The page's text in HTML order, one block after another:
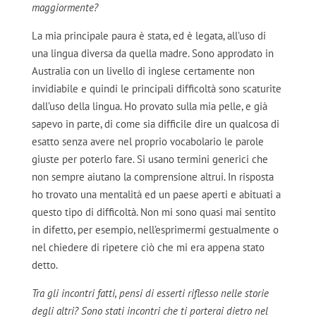
maggiormente?
La mia principale paura è stata, ed è legata, all’uso di
una lingua diversa da quella madre. Sono approdato in
Australia con un livello di inglese certamente non
invidiabile e quindi le principali difficoltà sono scaturite
dall’uso della lingua. Ho provato sulla mia pelle, e già
sapevo in parte, di come sia difficile dire un qualcosa di
esatto senza avere nel proprio vocabolario le parole
giuste per poterlo fare. Si usano termini generici che
non sempre aiutano la comprensione altrui. In risposta
ho trovato una mentalità ed un paese aperti e abituati a
questo tipo di difficoltà. Non mi sono quasi mai sentito
in difetto, per esempio, nell’esprimermi gestualmente o
nel chiedere di ripetere ciò che mi era appena stato
detto.
Tra gli incontri fatti, pensi di esserti riflesso nelle storie
degli altri? Sono stati incontri che ti porterai dietro nel